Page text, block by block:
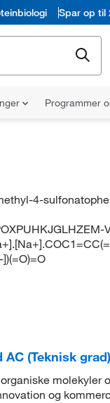
Spar op til
Programmer
4-
])(=O)=O
AC (Teknisk
molekyler
og